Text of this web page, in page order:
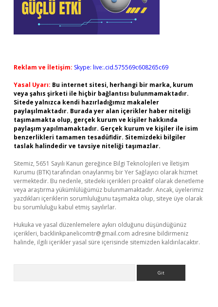
Reklam ve İletişim: Skype: live:.cid.575569c608265c69
Yasal Uyarı: Bu internet sitesi, herhangi bir marka, kurum
veya şahıs şirketi ile hiçbir bağlantısı bulunmamaktadır.
Sitede yalnızca kendi hazırladığımız makaleler
paylaşılmaktadır. Burada yer alan içerikler haber niteliği
taşımamakta olup, gerçek kurum ve kişiler hakkında
paylaşım yapılmamaktadır. Gerçek kurum ve kişiler ile isim
benzerlikleri tamamen tesadüfidir. Sitemizdeki bilgiler
taslak halindedir ve tavsiye niteliği taşımazlar.
Sitemiz, 5651 Sayılı Kanun gereğince Bilgi Teknolojileri ve İletişim
Kurumu (BTK) tarafından onaylanmış bir Yer Sağlayıcı olarak hizmet
vermektedir. Bu nedenle, sitedeki içerikleri proaktif olarak denetleme
veya araştırma yükümlülüğümüz bulunmamaktadır. Ancak, üyelerimiz
yazdıkları içeriklerin sorumluluğunu taşımakta olup, siteye üye olarak
bu sorumluluğu kabul etmiş sayılırlar.
Hukuka ve yasal düzenlemelere aykırı olduğunu düşündüğünüz
içerikleri, backlinkpanelicomtr@gmail.com adresine bildirmeniz
halinde, ilgili içerikler yasal süre içerisinde sitemizden kaldırılacaktır.